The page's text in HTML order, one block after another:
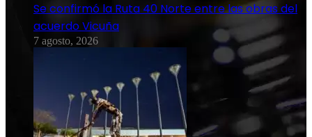
Se confirmó la Ruta 40 Norte entre las obras del
acuerdo Vicuña
7 agosto, 2026